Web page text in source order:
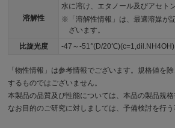
溶解性
水に溶け、エタノール及びアセト
「溶解性情報」は、最適溶媒が
ざいます。
比旋光度
-47～-51°(D/20℃)(c=1,dil.NH4OH)
「物性情報」は参考情報でございます。規格値を
するものではございません。
本製品の品質及び性能については、本品の製品規格
なお目的のご研究に対しましては、予備検討を行う